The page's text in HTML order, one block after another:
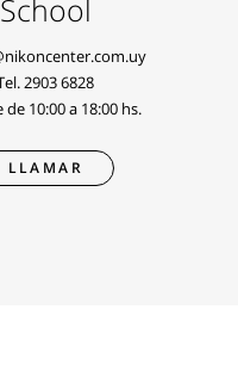
School
2903 6828
de 10:00 a 18:00 hs.
LLAMAR